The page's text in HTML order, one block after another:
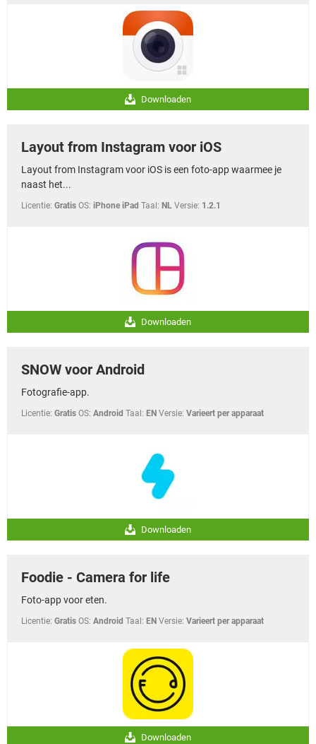
Downloaden
Layout from Instagram voor iOS
Layout from Instagram voor iOS is een foto-app waarmee je
naast het...
Licentie: Gratis OS: iPhone iPad Taal: NL Versie: 1.2.1
Downloaden
SNOW voor Android
Fotografie-app.
Licentie: Gratis OS: Android Taal: EN Versie: Varieert per apparaat
Downloaden
Foodie - Camera for life
Foto-app voor eten.
Licentie: Gratis OS: Android Taal: EN Versie: Varieert per apparaat
Downloaden